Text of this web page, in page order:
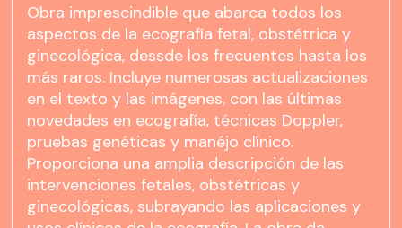
Obra imprescindible que abarca todos los
aspectos de la ecografía fetal, obstétrica y
ginecológica, dessde los frecuentes hasta los
más raros. Incluye numerosas actualizaciones
en el texto y las imágenes, con las últimas
novedades en ecografía, técnicas Doppler,
pruebas genéticas y manéjo clínico.
Proporciona una amplia descripción de las
intervenciones fetales, obstétricas y
ginecológicas, subrayando las aplicaciones y